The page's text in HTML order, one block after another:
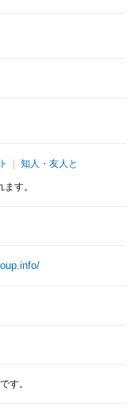
知人・友人と
す。
す。